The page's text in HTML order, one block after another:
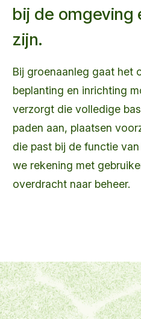
bij de
zijn.
Bij groenaanleg gaat het
beplanting en inrichting
verzorgt die volledige
paden aan, plaatsen
die past bij de functie
we rekening met
overdracht naar beheer.